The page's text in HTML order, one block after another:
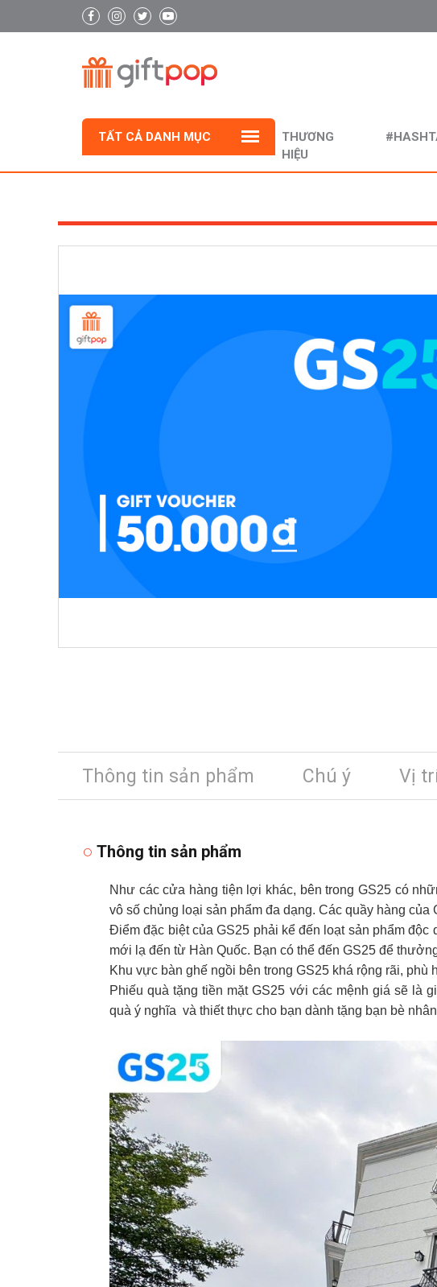
TẤT CẢ DANH MỤC
THƯƠNG
HIỆU
Thông tin sản phẩm Chú ý Vị
Thông tin sản phẩm
Như các cửa hàng tiện lợi khác, bên trong GS25 có
vô số chủng loại sản phẩm đa dạng. Các quầy hàng
Điểm đặc biệt của GS25 phải kể đến loạt sản phẩm
mới lạ đến từ Hàn Quốc. Bạn có thể đến GS25 để
Khu vực bàn ghế ngồi bên trong GS25 khá rộng rãi,
Phiếu quà tặng tiền mặt GS25 với các mệnh giá sẽ là
quà ý nghĩa và thiết thực cho bạn dành tặng bạn bè